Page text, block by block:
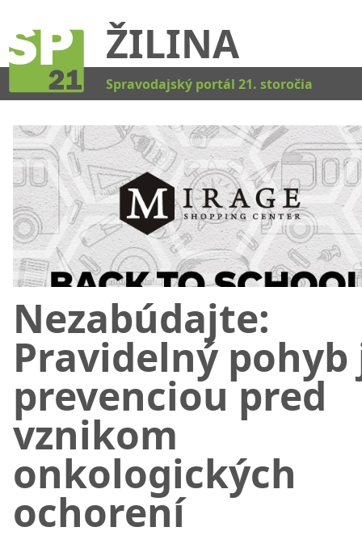
ŽILINA
Spravodajský portál 21. storočia
Nezabúdajte:
Pravidelný pohyb
prevenciou pred
vznikom
onkologických
ochorení